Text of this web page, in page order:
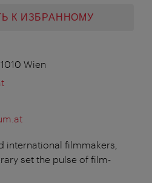
К ИЗБРАННОМУ
Wien
international filmmakers,
set the pulse of film-